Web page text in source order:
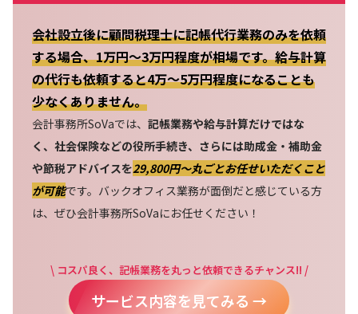
会社設立後に顧問税理士に記帳代行業務のみを依頼
する場合、1万円～3万円程度が相場です。給与計算
の代行も依頼すると4万～5万円程度になることも
少なくありません。
会計事務所SoVaでは、 記帳業務や給与計算だけではな
く、社会保険などの役所手続き、さらには助成金・補助金
や節税アドバイスを29,800円〜丸ごとお任せいただくこと
が可能です。バックオフィス業務が面倒だと感じている方
は、ぜひ会計事務所SoVaにお任せください！
\ コスパ良く、記帳業務を丸っと依頼できるチャンス!! /
サービス内容を見てみる →